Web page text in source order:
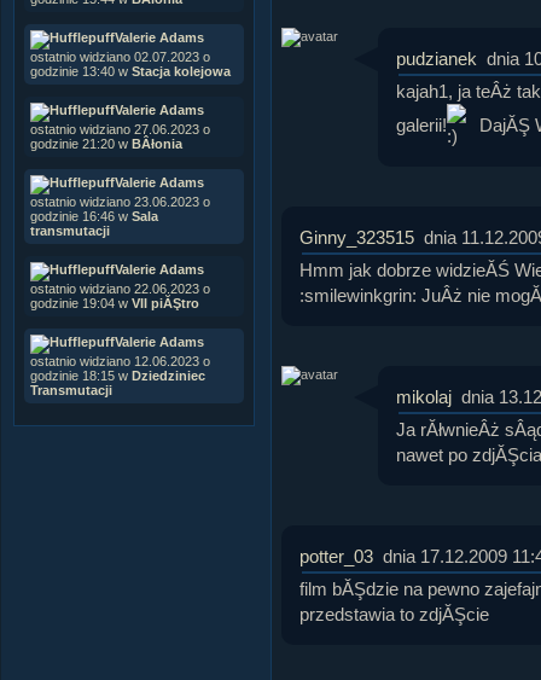
Valerie Adams
ostatnio widziano 02.07.2023 o
godzinie 13:40 w Stacja kolejowa
Valerie Adams
ostatnio widziano 27.06.2023 o
godzinie 21:20 w BÂłonia
Valerie Adams
ostatnio widziano 23.06.2023 o
godzinie 16:46 w Sala
transmutacji
Valerie Adams
ostatnio widziano 22.06.2023 o
godzinie 19:04 w VII piĂŞtro
Valerie Adams
ostatnio widziano 12.06.2023 o
godzinie 18:15 w Dziedziniec
Transmutacji
pudzianek dnia
kajah1, ja teÂż
galerii!
DajĂŞ
Ginny_323515 dnia
Hmm jak dobrze widzieĂŚ
:smilewinkgrin: JuÂż nie
mikolaj dnia
Ja rĂłwnieÂż
nawet po
potter_03 dnia 17.12.2009
film bĂŞdzie na pewno
przedstawia to zdjĂŞcie